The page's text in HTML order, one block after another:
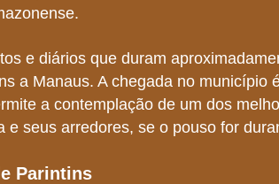
e diários que duram
a Manaus. A chegada no município
a contemplação de um dos
e seus arredores, se o pouso for
Parintins